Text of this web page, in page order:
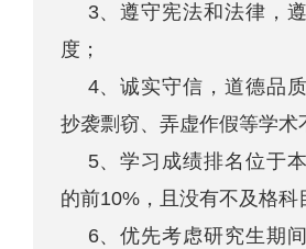
3、遵守宪法和法律，
度；
4、诚实守信，道德品
抄袭剽窃、弄虚作假等学术
5、学习成绩排名位于
的前10%，且没有不及格科
6、优先考虑研究生期